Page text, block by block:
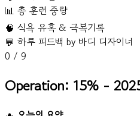
📊 총 훈련 중량
🧠 식욕 유혹 & 극복기록
💬 하루 피드백 by 바디 디자이너
0 / 9
Operation: 15% -